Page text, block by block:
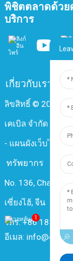
พิชิตตลาดด้วย
บริการ
เกี่ยวกับเรา คำ
ลิขสิทธิ์ © 2024 บ
เคเบิล จำกัด สงว
- แผนผังเว็บไซต์ -
ทรัพยากร
No. 136,
เซี่ยงไฮ้, จีน
โทร: +86
อีเมล:
1